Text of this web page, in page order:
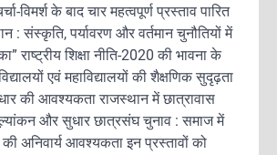
विमर्श के बाद चार महत्वपूर्ण प्रस्ताव पारित
: संस्कृति, पर्यावरण और वर्तमान चुनौतियों में
राष्ट्रीय शिक्षा नीति-2020 की भावना के
एवं महाविद्यालयों की शैक्षणिक सुदृढ़ता
की आवश्यकता राजस्थान में छात्रावास
और सुधार छात्रसंघ चुनाव : समाज में
की अनिवार्य आवश्यकता इन प्रस्तावों को